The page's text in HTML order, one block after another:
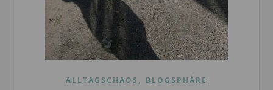
ALLTAGSCHAOS , BLOGSPHÄRE